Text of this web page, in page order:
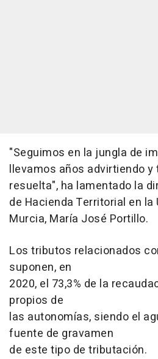
"Seguimos en la jungla de
llevamos años advirtiendo y
resuelta", ha lamentado la
de Hacienda Territorial en la
Murcia, María José Portillo.
Los tributos relacionados
suponen, en
2020, el 73,3% de la
propios de
las autonomías, siendo el
fuente de gravamen
de este tipo de tributación.